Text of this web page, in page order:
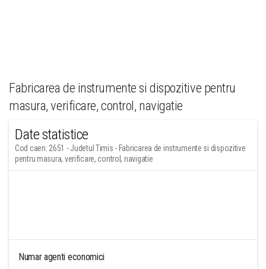
Fabricarea de instrumente si dispozitive pentru
masura, verificare, control, navigatie
Date statistice
Cod caen: 2651 - Judetul Timis - Fabricarea de instrumente si dispozitive
pentru masura, verificare, control, navigatie
Numar agenti economici